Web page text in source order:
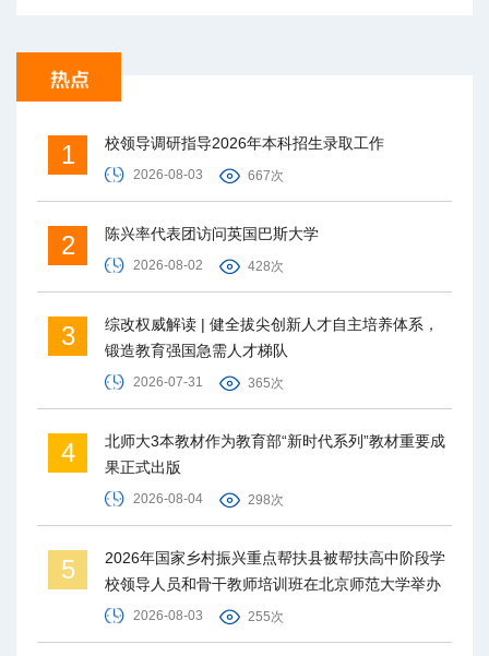
1 校领导调研指导2026年本科招生录取工作
2026-08-03 667次
2 陈兴率代表团访问英国巴斯大学
2026-08-02 428次
3
综改权威解读 | 健全拔尖创新人才自主培养体系，
锻造教育强国急需人才梯队
2026-07-31 365次
4
北师大3本教材作为教育部“新时代系列”教材重要成
果正式出版
2026-08-04 298次
5
2026年国家乡村振兴重点帮扶县被帮扶高中阶段学
校领导人员和骨干教师培训班在北京师范大学举办
2026-08-03 255次